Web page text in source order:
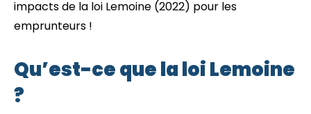
impacts de la loi Lemoine (2022) pour les
emprunteurs !
Qu’est-ce que la loi Lemoine
?